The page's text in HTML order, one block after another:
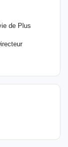
de Plus